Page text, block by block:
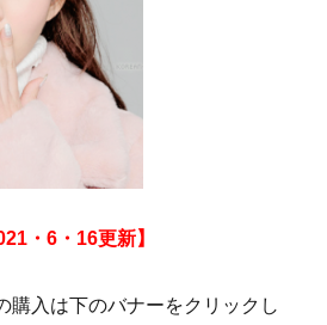
・6・16更新】
購入は下のバナーをクリックし